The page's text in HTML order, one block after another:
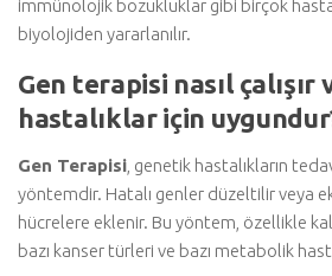
immünolojik bozukluklar gibi birçok
biyolojiden yararlanılır.
Gen terapisi nasıl çalışır
hastalıklar için
Gen Terapisi , genetik hastalıkların
yöntemdir. Hatalı genler düzeltilir veya
hücrelere eklenir. Bu yöntem, özellikle
bazı kanser türleri ve bazı metabolik